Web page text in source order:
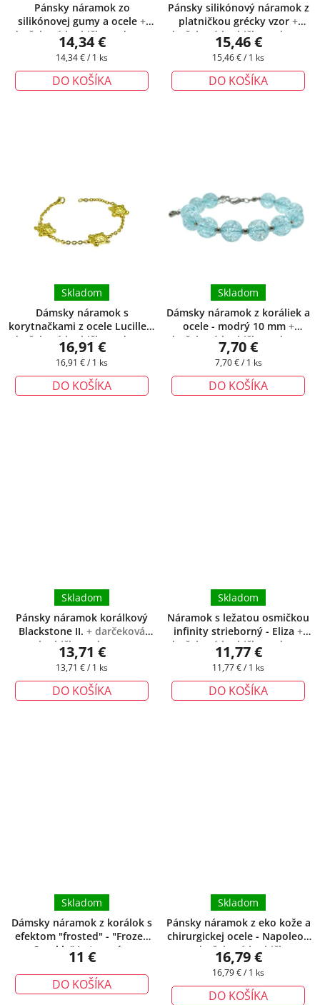
Pánsky náramok zo
silikónovej gumy a ocele +
darčeková krabička zadarmo
14,34 €
Jednotková
cena:
14,34 € / 1 ks
DO KOŠÍKA
Pánsky silikónový náramok z
platničkou grécky vzor +
darčeková krabička zadarmo
15,46 €
Jednotková
cena:
15,46 € / 1 ks
DO KOŠÍKA
Dámsky náramok s
korytnačkami z ocele Lucille+
darčeková krabička zadarmo
Skladom
16,91 €
Jednotková
cena:
16,91 € / 1 ks
DO KOŠÍKA
Dámsky náramok z koráliek a
ocele - modrý 10 mm +
darčeková krabička zadarmo
Skladom
7,70 €
Jednotková
cena:
7,70 € / 1 ks
DO KOŠÍKA
Pánsky náramok korálkový
Blackstone II. + darčeková
krabička zadarmo
Skladom
13,71 €
Jednotková
cena:
13,71 € / 1 ks
DO KOŠÍKA
Náramok s ležatou osmičkou
infinity strieborný - Eliza +
darčeková krabička zadarmo
Skladom
11,77 €
Jednotková
cena:
11,77 € / 1 ks
DO KOŠÍKA
Dámsky náramok z korálok s
efektom "frosted" - "Frozen
Sparkle" Lotosový
darčeková krabička zadarmo
Skladom
11 €
DO KOŠÍKA
Pánsky náramok z eko kože a
chirurgickej ocele - Napoleon
+ darčeková krabička
zadarmo
Skladom
16,79 €
Jednotková
cena:
16,79 € / 1 ks
DO KOŠÍKA